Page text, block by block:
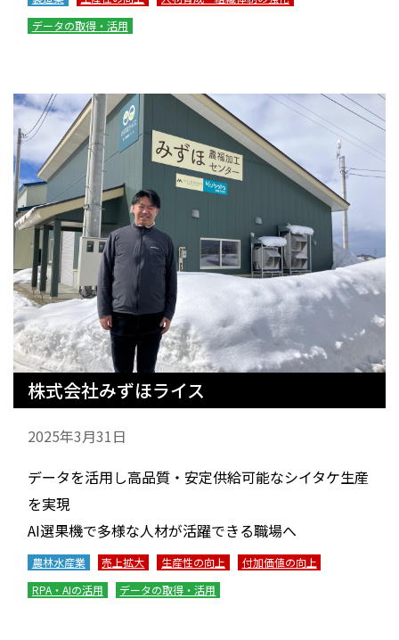
データの取得・活用
株式会社みずほライス
2025年3月31日
データを活用し高品質・安定供給可能なシイタケ生産
を実現
AI選果機で多様な人材が活躍できる職場へ
農林水産業 売上拡大 生産性の向上
付加価値の向上
RPA・AIの活用
データの取得・活用